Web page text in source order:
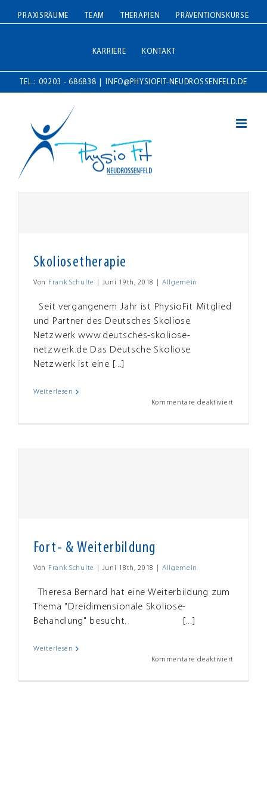
Inhalt
PRAXISRÄUME TEAM THERAPIEN PRÄVENTIONSKURSE
KARRIERE KONTAKT
TEL.: 09203 - 686838 INFO@PHYSIOFIT-NEUDROSSENFELD.DE
Skoliosetherapie
Von Frank Schulte Juni 19th, 2018 Allgemein
Seit vergangenem Jahr ist PhysioFit Mitglied
und Partner des Deutsches Skoliose
Netzwerk www.deutsches-skoliose-
netzwerk.de Das Deutsche Skoliose
Netzwerk ist eine [...]
Weiterlesen
Kommentare deaktiviert
Fort- & Weiterbildung
Von Frank Schulte Juni 18th, 2018 Allgemein
Theresa Bernard hat eine Weiterbildung zum
Thema "Dreidimensionale Skoliose-
Behandlung" besucht. [...]
Weiterlesen
Kommentare deaktiviert